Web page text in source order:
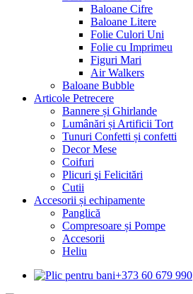
Baloane Cifre
Baloane Litere
Folie Culori Uni
Folie cu Imprimeu
Figuri Mari
Air Walkers
Baloane Bubble
Articole Petrecere
Bannere și Ghirlande
Lumânări și Artificii Tort
Tunuri Confetti și confetti
Decor Mese
Coifuri
Plicuri şi Felicitări
Cutii
Accesorii și echipamente
Panglică
Compresoare și Pompe
Accesorii
Heliu
+373 60 679 990